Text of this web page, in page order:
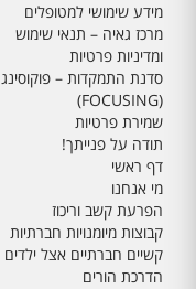
מידע שימושי למטופלים
מרכז גאיה – תנאי שימוש
ומדיניות פרטיות
סדנת התמקדות – פוקוסינג
(FOCUSING)
שמירת פרטיות
תודה על פנייתך!
דף ראשי
מי אנחנו
הפרעת קשב וריכוז
קבוצות מיומנויות חברתיות
קשיים חברתיים אצל ילדים
הדרכת הורים